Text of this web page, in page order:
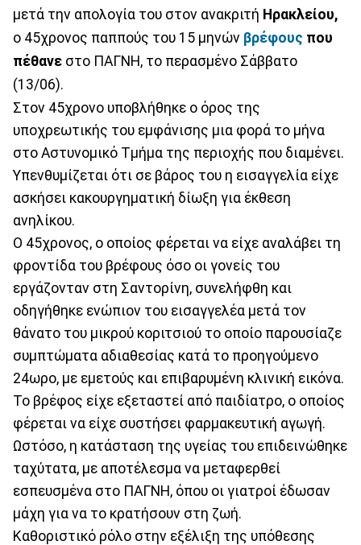
μετά την απολογία του στον ανακριτή Ηρακλείου,
ο 45χρονος παππούς του 15 μηνών βρέφους που
πέθανε στο ΠΑΓΝΗ, το περασμένο Σάββατο
(13/06).
Στον 45χρονο υποβλήθηκε ο όρος της
υποχρεωτικής του εμφάνισης μια φορά το μήνα
στο Αστυνομικό Τμήμα της περιοχής που διαμένει.
Υπενθυμίζεται ότι σε βάρος του η εισαγγελία είχε
ασκήσει κακουργηματική δίωξη για έκθεση
ανηλίκου.
Ο 45χρονος, ο οποίος φέρεται να είχε αναλάβει τη
φροντίδα του βρέφους όσο οι γονείς του
εργάζονταν στη Σαντορίνη, συνελήφθη και
οδηγήθηκε ενώπιον του εισαγγελέα μετά τον
θάνατο του μικρού κοριτσιού το οποίο παρουσίαζε
συμπτώματα αδιαθεσίας κατά το προηγούμενο
24ωρο, με εμετούς και επιβαρυμένη κλινική εικόνα.
Το βρέφος είχε εξεταστεί από παιδίατρο, ο οποίος
φέρεται να είχε συστήσει φαρμακευτική αγωγή.
Ωστόσο, η κατάσταση της υγείας του επιδεινώθηκε
ταχύτατα, με αποτέλεσμα να μεταφερθεί
εσπευσμένα στο ΠΑΓΝΗ, όπου οι γιατροί έδωσαν
μάχη για να το κρατήσουν στη ζωή.
Καθοριστικό ρόλο στην εξέλιξη της υπόθεσης